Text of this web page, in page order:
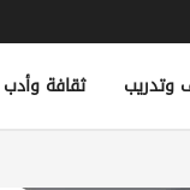
وتدريب ثقافة وأدب